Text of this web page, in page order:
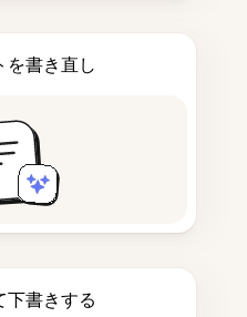
を書き直し
下書きする